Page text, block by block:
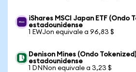
iShares MSCI Japan ETF (Ondo
estadounidense
1 EWJon equivale a 96,83 $
Denison Mines (Ondo
estadounidense
1 DNNon equivale a 3,23 $